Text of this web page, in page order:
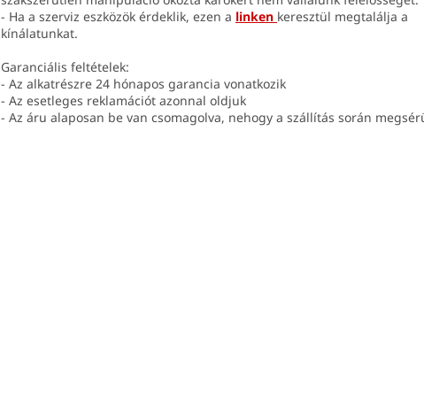
- Ha a szerviz eszközök érdeklik, ezen a linken keresztül megtalálja a
kínálatunkat.
Garanciális feltételek:
- Az alkatrészre 24 hónapos garancia vonatkozik
- Az esetleges reklamációt azonnal oldjuk
- Az áru alaposan be van csomagolva, nehogy a szállítás során